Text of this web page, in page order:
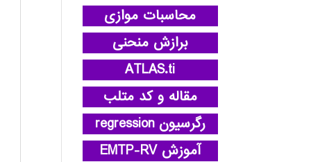
محاسبات موازی
برازش منحنی
ATLAS.ti
مقاله و کد متلب
رگرسیون regression
آموزش EMTP-RV